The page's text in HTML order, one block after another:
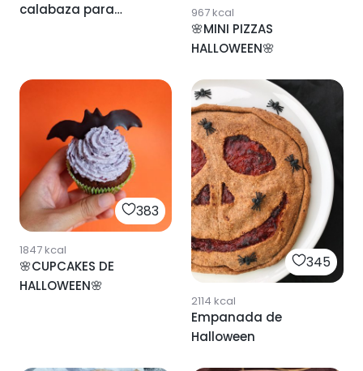
calabaza para
967kcal
🌸MINI PIZZAS
HALLOWEEN🌸
383
1847kcal
🌸CUPCAKES DE
HALLOWEEN🌸
345
2114 kcal
Empanada de
Halloween